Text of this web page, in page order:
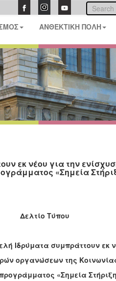
ΑΝΘΕΚΤΙΚΗ ΠΟΛΗ
εκ νέου για την
«Σημεία
Δελτίο Τύπου
Ιδρύματα συμπράττουν εκ
οργανώσεων της
«Σημεία